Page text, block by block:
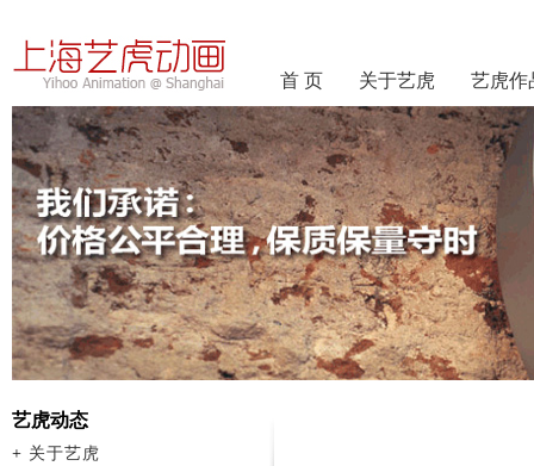
首 页 关于艺虎 艺虎作
艺虎动态
+ 关于艺虎